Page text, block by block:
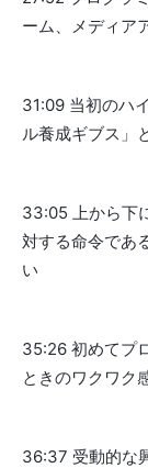
ーム、メディア
31:09 当初のハ
ル養成ギブス」
33:05 上から下
対する命令であ
い
35:26 初めてプ
ときのワクワク
36:37 受動的な